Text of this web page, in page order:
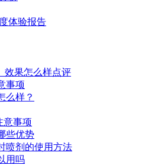
体验报告
效果怎么样点评
事项
么样？
意事项
些优势
喷剂的使用方法
用吗